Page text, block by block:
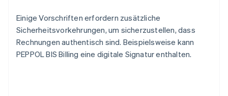
Einige Vorschriften erfordern zusätzliche
Sicherheitsvorkehrungen, um sicherzustellen, dass
Rechnungen authentisch sind. Beispielsweise kann
PEPPOL BIS Billing eine digitale Signatur enthalten.